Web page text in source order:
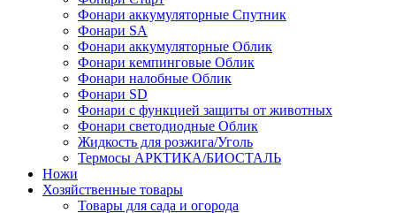
Фонари аккумуляторные Спутник
Фонари SA
Фонари аккумуляторные Облик
Фонари кемпинговые Облик
Фонари налобные Облик
Фонари SD
Фонари с функцией защиты от животных
Фонари светодиодные Облик
Жидкость для розжига/Уголь
Термосы АРКТИКА/БИОСТАЛЬ
Ножи
Хозяйственные товары
Товары для сада и огорода